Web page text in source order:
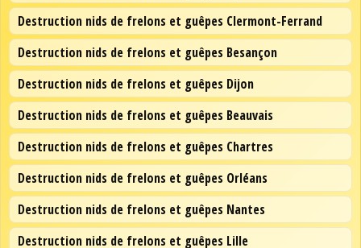
Destruction nids de frelons et guêpes Clermont-Ferrand
Destruction nids de frelons et guêpes Besançon
Destruction nids de frelons et guêpes Dijon
Destruction nids de frelons et guêpes Beauvais
Destruction nids de frelons et guêpes Chartres
Destruction nids de frelons et guêpes Orléans
Destruction nids de frelons et guêpes Nantes
Destruction nids de frelons et guêpes Lille